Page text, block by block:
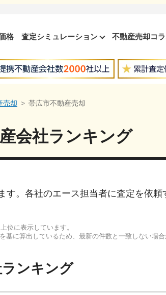
格 査定シミュレーション 不動産売却コ
売却 帯広市不動産売却
会社ランキング
。各社のエース担当者に査定を依頼
位に表示しています。
基に算出しているため、最新の件数と一致しない場合
ンキング